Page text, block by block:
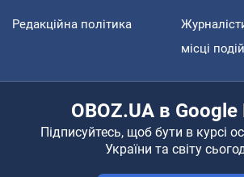
Редакційна політика
місці подій
OBOZ.UA в Google
Підписуйтесь, щоб бути в курсі
України та світу